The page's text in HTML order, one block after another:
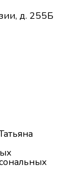
д. 255Б